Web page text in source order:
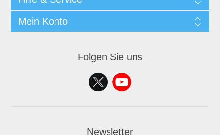
Mein Konto
Folgen Sie uns
Newsletter